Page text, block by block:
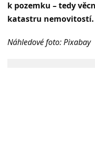
k pozemku – tedy
katastru nemovitostí.
Náhledové foto: Pixabay